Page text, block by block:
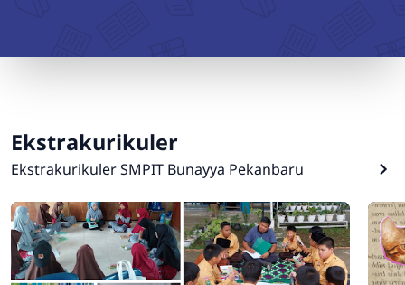
Ekstrakurikuler
Ekstrakurikuler SMPIT Bunayya Pekanbaru